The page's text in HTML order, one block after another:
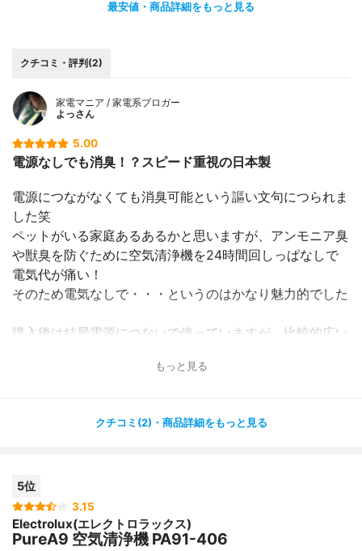
最安値・商品詳細をもっと見る
クチコミ・評判(2)
家電マニア / 家電系ブロガー
よっさん
5.00
電源なしでも消臭！？スピード重視の日本製
電源につながなくても消臭可能という謳い文句につられま
した笑
ペットがいる家庭あるあるかと思いますが、アンモニア臭
や獣臭を防ぐために空気清浄機を24時間回しっぱなしで
電気代が痛い！
そのため電気なしで・・・というのはかなり魅力的でした
購入後は結局電源につないで使っていますが、比較的広い
フィルターの掃除が不要なのもメンテナンスが楽でいいで
最大24畳ということで、サイズはそこまで小さくありま
だと少し邪魔かな？
一人暮らしよりは家族向け、ペットのいる家庭、タバコを
吸う方のいる家庭におすすめです！
もっと見る
クチコミ(2)・商品詳細をもっと見る
5位
3.15
Electrolux(エレクトロラックス)
PureA9 空気清浄機 PA91-406